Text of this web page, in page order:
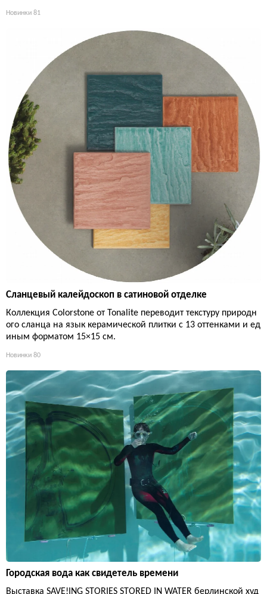
Новинки 81
Сланцевый калейдоскоп в сатиновой отделке
Коллекция Colorstone от Tonalite переводит текстуру природн
ого сланца на язык керамической плитки с 13 оттенками и ед
иным форматом 15×15 см.
Новинки 80
Городская вода как свидетель времени
Выставка SAVE!ING STORIES STORED IN WATER берлинской худ